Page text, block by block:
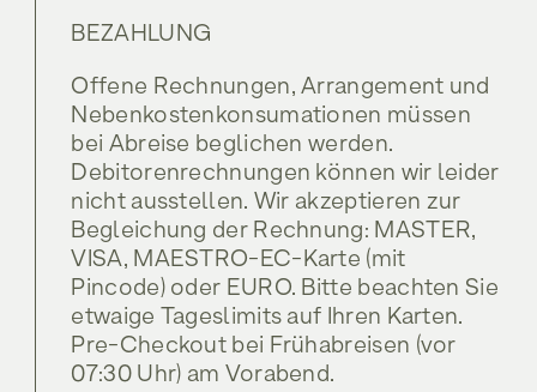
BEZAHLUNG
Offene Rechnungen, Arrangement und
Nebenkostenkonsumationen müssen
bei Abreise beglichen werden.
Debitorenrechnungen können wir leider
nicht ausstellen. Wir akzeptieren zur
Begleichung der Rechnung: MASTER,
VISA, MAESTRO-EC-Karte (mit
Pincode) oder EURO. Bitte beachten Sie
etwaige Tageslimits auf Ihren Karten.
Pre-Checkout bei Frühabreisen (vor
07:30 Uhr) am Vorabend.